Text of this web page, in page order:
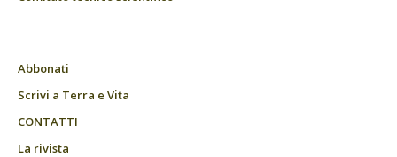
Abbonati
Scrivi a Terra e Vita
CONTATTI
La rivista